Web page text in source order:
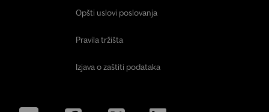
Opšti uslovi poslovanja
Pravila tržišta
Izjava o zaštiti podataka